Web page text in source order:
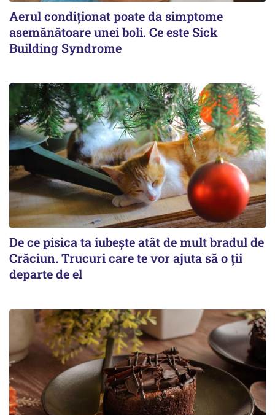
Aerul condiționat poate da simptome
asemănătoare unei boli. Ce este Sick
Building Syndrome
De ce pisica ta iubește atât de mult bradul de
Crăciun. Trucuri care te vor ajuta să o ții
departe de el